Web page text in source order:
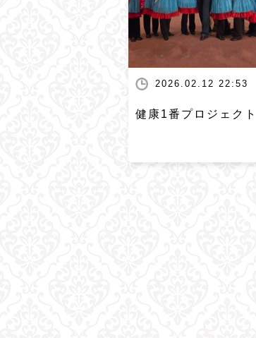
2026.02.12 22:53
健康1番プロジェクト